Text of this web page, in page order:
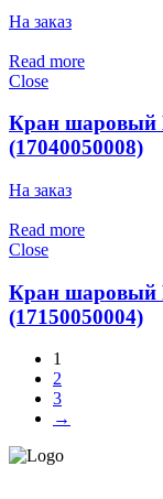
На заказ
Read more
Close
Кран шаровый
(17040050008)
На заказ
Read more
Close
Кран шаровый
(17150050004)
1
2
3
→